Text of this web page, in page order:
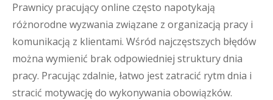
Prawnicy pracujący online często napotykają
różnorodne wyzwania związane z organizacją pracy i
komunikacją z klientami. Wśród najczęstszych błędów
można wymienić brak odpowiedniej struktury dnia
pracy. Pracując zdalnie, łatwo jest zatracić rytm dnia i
stracić motywację do wykonywania obowiązków.